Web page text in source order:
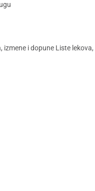
i dopune Liste